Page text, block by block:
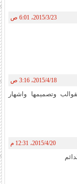
23‏/3‏/2015، 6:01 ص
18‏/4‏/2015، 3:16 ص
وتصميمها واشهار
20‏/4‏/2015، 12:31 م